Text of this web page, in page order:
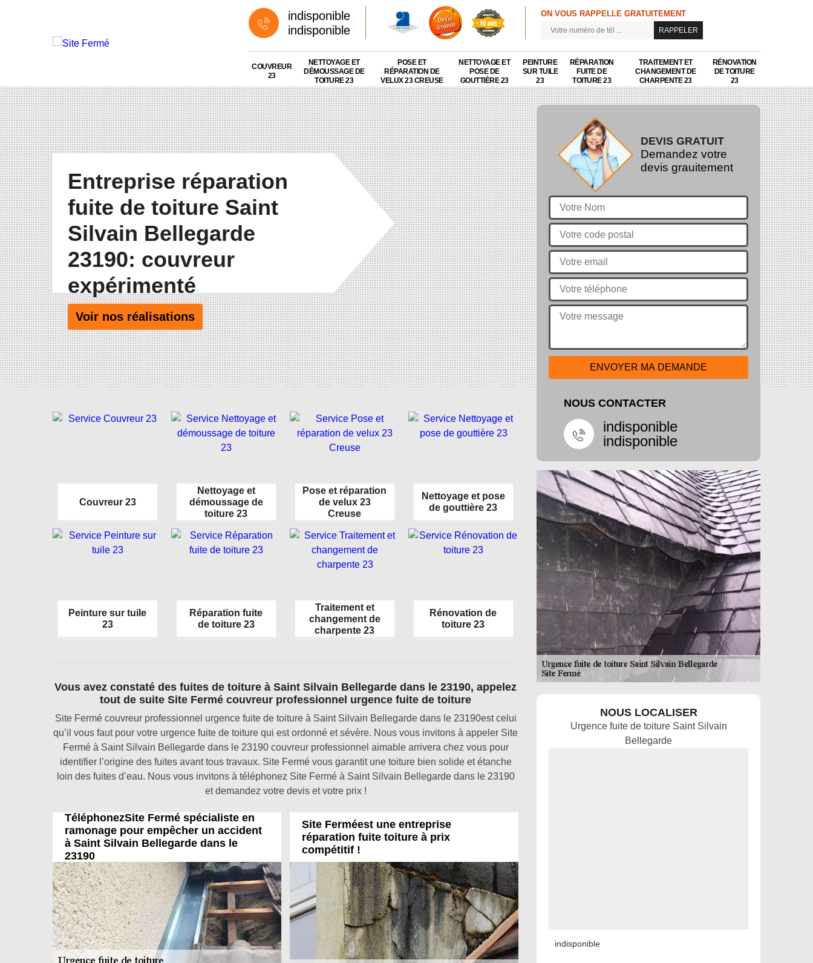
indisponible
indisponible
ON VOUS RAPPELLE GRATUITEMENT
COUVREUR
23
NETTOYAGE ET
DÉMOUSSAGE DE
TOITURE 23
POSE ET
RÉPARATION DE
VELUX 23 CREUSE
NETTOYAGE ET
POSE DE
GOUTTIÈRE 23
PEINTURE
SUR TUILE
23
RÉPARATION
FUITE DE
TOITURE 23
TRAITEMENT ET
CHANGEMENT DE
CHARPENTE 23
RÉNOVATION
DE TOITURE
23
Entreprise réparation
fuite de toiture Saint
Silvain Bellegarde
23190: couvreur
expérimenté
Voir nos réalisations
Couvreur 23
Nettoyage et
démoussage de
toiture 23
Pose et réparation
de velux 23
Creuse
Nettoyage et pose
de gouttière 23
Peinture sur tuile
23
Réparation fuite
de toiture 23
Traitement et
changement de
charpente 23
Rénovation de
toiture 23
Vous avez constaté des fuites de toiture à Saint Silvain Bellegarde dans le 23190, appelez
tout de suite Site Fermé couvreur professionnel urgence fuite de toiture
Site Fermé couvreur professionnel urgence fuite de toiture à Saint Silvain Bellegarde dans le 23190est celui
qu’il vous faut pour votre urgence fuite de toiture qui est ordonné et sévère. Nous vous invitons à appeler Site
Fermé à Saint Silvain Bellegarde dans le 23190 couvreur professionnel aimable arrivera chez vous pour
identifier l’origine des fuites avant tous travaux. Site Fermé vous garantit une toiture bien solide et étanche
loin des fuites d’eau. Nous vous invitons à téléphonez Site Fermé à Saint Silvain Bellegarde dans le 23190
et demandez votre devis et votre prix !
TéléphonezSite Fermé spécialiste en
ramonage pour empêcher un accident
à Saint Silvain Bellegarde dans le
23190
Site Ferméest une entreprise
réparation fuite toiture à prix
compétitif !
DEVIS GRATUIT
Demandez votre
devis grauitement
NOUS CONTACTER
indisponible
indisponible
NOUS LOCALISER
Urgence fuite de toiture Saint Silvain
Bellegarde
indisponible